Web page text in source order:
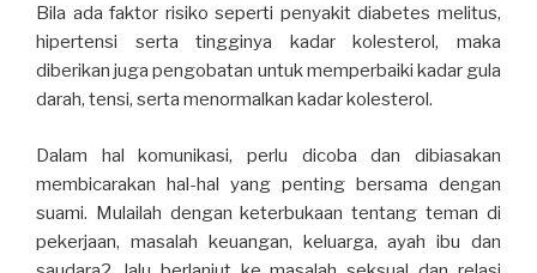
Bila ada faktor risiko seperti penyakit diabetes melitus,
hipertensi serta tingginya kadar kolesterol, maka
diberikan juga pengobatan untuk memperbaiki kadar gula
darah, tensi, serta menormalkan kadar kolesterol.
Dalam hal komunikasi, perlu dicoba dan dibiasakan
membicarakan hal-hal yang penting bersama dengan
suami. Mulailah dengan keterbukaan tentang teman di
pekerjaan, masalah keuangan, keluarga, ayah ibu dan